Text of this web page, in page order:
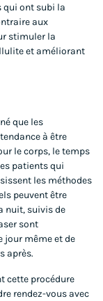
qui ont subi la
aux
stimuler la
et améliorant
que les
à être
le corps, le temps
patients qui
les méthodes
peuvent être
nuit, suivis de
sont
jour même et de
après.
cette procédure
rendez-vous avec